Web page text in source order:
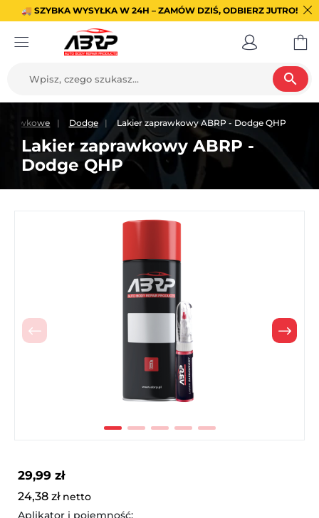
🚚 SZYBKA WYSYŁKA W 24H – ZAMÓW DZIŚ, ODBIERZ JUTRO!
search
Dodge Lakier zaprawkowy ABRP - Dodge QHP
Lakier zaprawkowy ABRP -
Dodge QHP
Poprzedni
29,99 zł
24,38 zł netto
Aplikator i pojemność: